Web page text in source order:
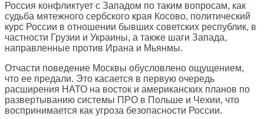
Россия конфликтует с Западом по таким вопросам, как
судьба мятежного сербского края Косово, политический
курс России в отношении бывших советских республик, в
частности Грузии и Украины, а также шаги Запада,
направленные против Ирана и Мьянмы.
Отчасти поведение Москвы обусловлено ощущением,
что ее предали. Это касается в первую очередь
расширения НАТО на восток и американских планов по
развертыванию системы ПРО в Польше и Чехии, что
воспринимается как угроза безопасности России.